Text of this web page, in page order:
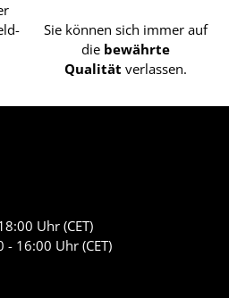
Sie können sich immer auf
die bewährte
Qualität verlassen.
Uhr (CET)
- 16:00 Uhr (CET)